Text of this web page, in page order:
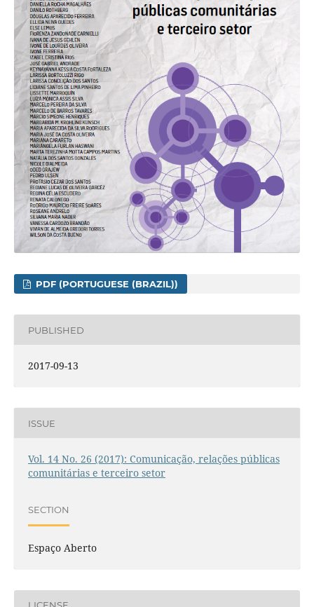
PDF (PORTUGUESE (BRAZIL))
PUBLISHED
2017-09-13
ISSUE
Vol. 14 No. 26 (2017): Comunicação, relações públicas
comunitárias e terceiro setor
SECTION
Espaço Aberto